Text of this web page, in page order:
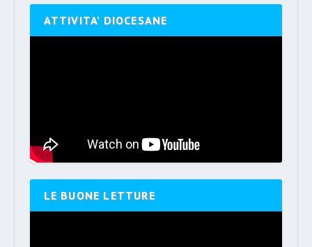
ATTIVITA’ DIOCESANE
LE BUONE LETTURE